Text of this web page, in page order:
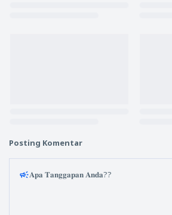
Posting Komentar
𝐀𝐩𝐚 𝐓𝐚𝐧𝐠𝐠𝐚𝐩𝐚𝐧 𝐀𝐧𝐝𝐚??